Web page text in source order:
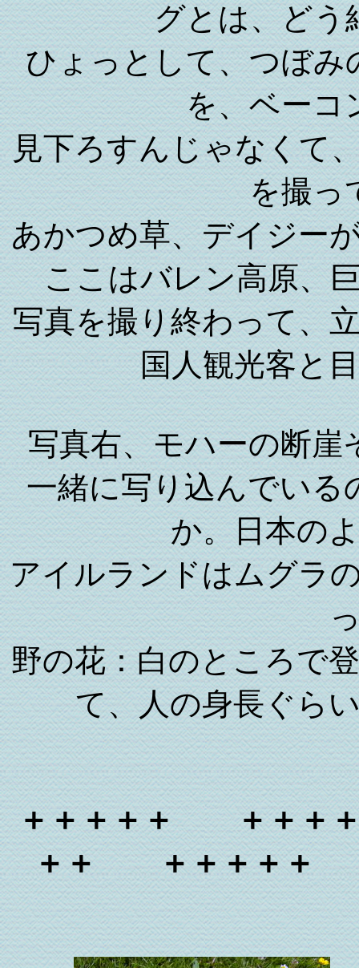
グとは、どう
ひょっとして、つぼみ
を、ベーコ
見下ろすんじゃなくて
を撮っ
あかつめ草、デイジー
ここはバレン高原、
写真を撮り終わって、
国人観光客と
写真右、モハーの断
一緒に写り込んでいる
か。日本の
アイルランドはムグラ
野の花：白のところで
て、人の身長ぐら
＋＋＋＋＋ ＋＋
＋＋ ＋＋＋＋＋